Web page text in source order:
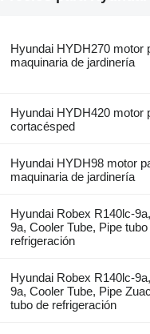
Hyundai HYDH270 motor
maquinaria de jardinería
Hyundai HYDH420 motor
cortacésped
Hyundai HYDH98 motor
maquinaria de jardinería
Hyundai Robex R140lc-
9a, Cooler Tube, Pipe tubo
refrigeración
Hyundai Robex R140lc-
9a, Cooler Tube, Pipe
tubo de refrigeración